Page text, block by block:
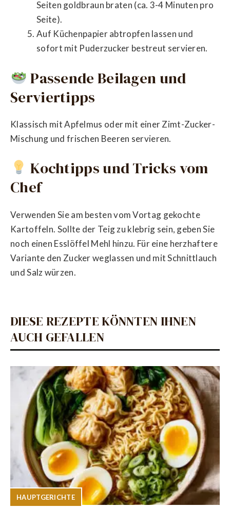
Seiten goldbraun braten (ca. 3-4 Minuten pro
Seite).
Auf Küchenpapier abtropfen lassen und
sofort mit Puderzucker bestreut servieren.
Passende Beilagen und
Serviertipps
Klassisch mit Apfelmus oder mit einer Zimt-Zucker-
Mischung und frischen Beeren servieren.
Kochtipps und Tricks vom
Chef
Verwenden Sie am besten vom Vortag gekochte
Kartoffeln. Sollte der Teig zu klebrig sein, geben Sie
noch einen Esslöffel Mehl hinzu. Für eine herzhaftere
Variante den Zucker weglassen und mit Schnittlauch
und Salz würzen.
DIESE REZEPTE KÖNNTEN IHNEN
AUCH GEFALLEN
HAUPTGERICHTE